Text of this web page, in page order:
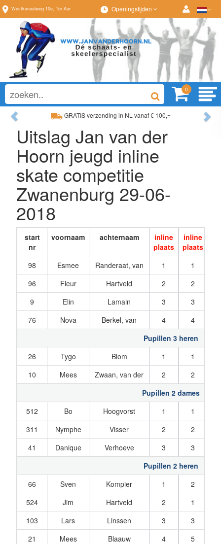
Westkanaalweg 10e, Ter Aar Openingstijden
0
GRATIS verzending in NL vanaf € 100,=
Ruim assortiment, altijd wat naar wens!
Ruim assortiment,
Advies op maat
Previous
Uitslag Jan van der
Hoorn jeugd inline
skate competitie
Zwanenburg 29-06-
2018
start
nr
voornaam achternaam
inline
plaats
inline
plaats
98
Esmee Randeraat, van 1
1
96
Fleur Hartveld 2
2
9
Elin Lamain 3
3
76
Nova Berkel, van 4
4
Pupillen 3 heren
26
Tygo Blom 1
1
10
Mees Zwaan, van der 2
2
Pupillen 2 dames
512
Bo Hoogvorst 1
1
311
Nymphe Visser 2
2
41
Danique Verhoeve 3
3
Pupillen 2 heren
66
Sven Kompier 1
2
524
Jim Hartveld 2
1
103
Lars Linssen 3
3
21
Mees Blaauw 4
5